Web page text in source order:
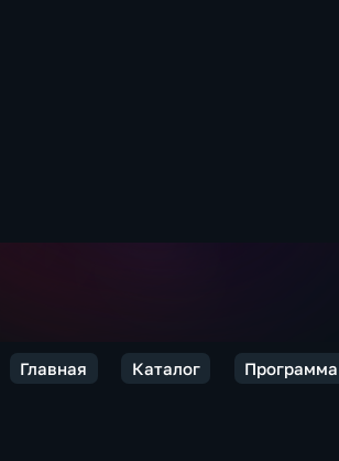
Главная Каталог Программа